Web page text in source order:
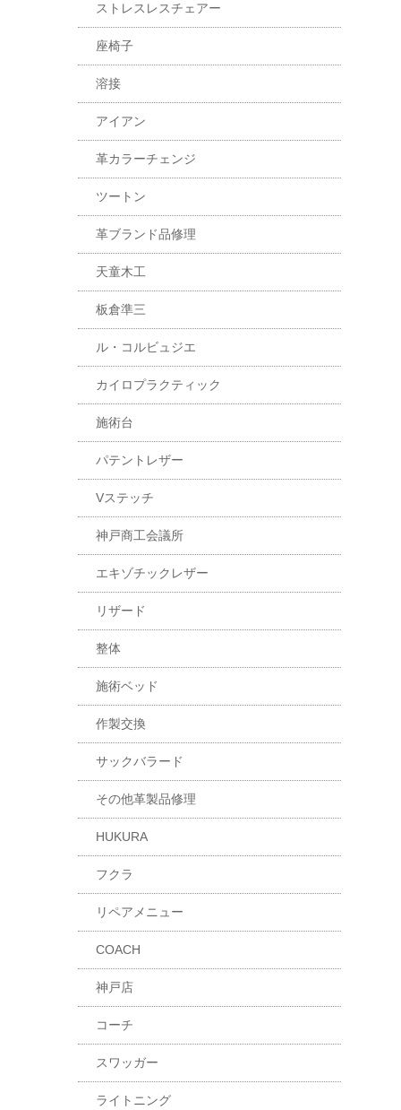
ストレスレスチェアー
座椅子
溶接
アイアン
革カラーチェンジ
ツートン
革ブランド品修理
天童木工
板倉準三
ル・コルビュジエ
カイロプラクティック
施術台
パテントレザー
Vステッチ
神戸商工会議所
エキゾチックレザー
リザード
整体
施術ベッド
作製交換
サックバラード
その他革製品修理
HUKURA
フクラ
リペアメニュー
COACH
神戸店
コーチ
スワッガー
ライトニング